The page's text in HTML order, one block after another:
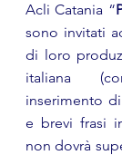
Acli Catania “
sono invitati
di loro
italiana
inserimento
e brevi frasi
non dovrà